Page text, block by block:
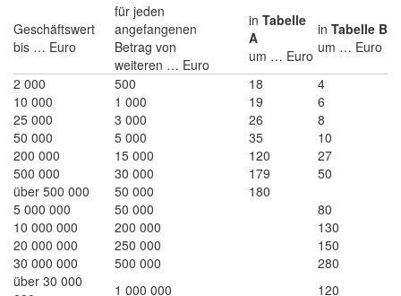
Geschäftswert
bis … Euro
für jeden
angefangenen
Betrag von
weiteren … Euro
in Tabelle
A
um … Euro
in Tabelle B
um … Euro
2 000 500 18
4
10 000
1 000 19
6
25 000
3 000 26
8
50 000
5 000 35
10
200 000
15 000 120
27
500 000
30 000 179
50
über 500 000
50 000
180
5 000 000
50 000
80
10 000 000
200 000
130
20 000 000
250 000
150
30 000 000
500 000
280
über 30 000
1 000 000 120